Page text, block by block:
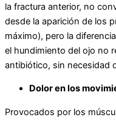
la fractura anterior, no
desde la aparición de los
máximo), pero la
el hundimiento del ojo no
antibiótico, sin necesidad
Dolor en los
Provocados por los